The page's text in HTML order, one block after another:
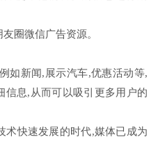
圈微信广告资源。
如新闻,展示汽车,优惠活动等,
信息,从而可以吸引更多用户的
术快速发展的时代,媒体已成为